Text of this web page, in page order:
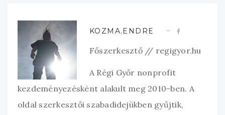
KOZMA.ENDRE
Főszerkesztő // regigyor.hu
A Régi Győr nonprofit
kezdeményezésként alakult meg 2010-ben. A
oldal szerkesztői szabadidejükben gyűjtik,